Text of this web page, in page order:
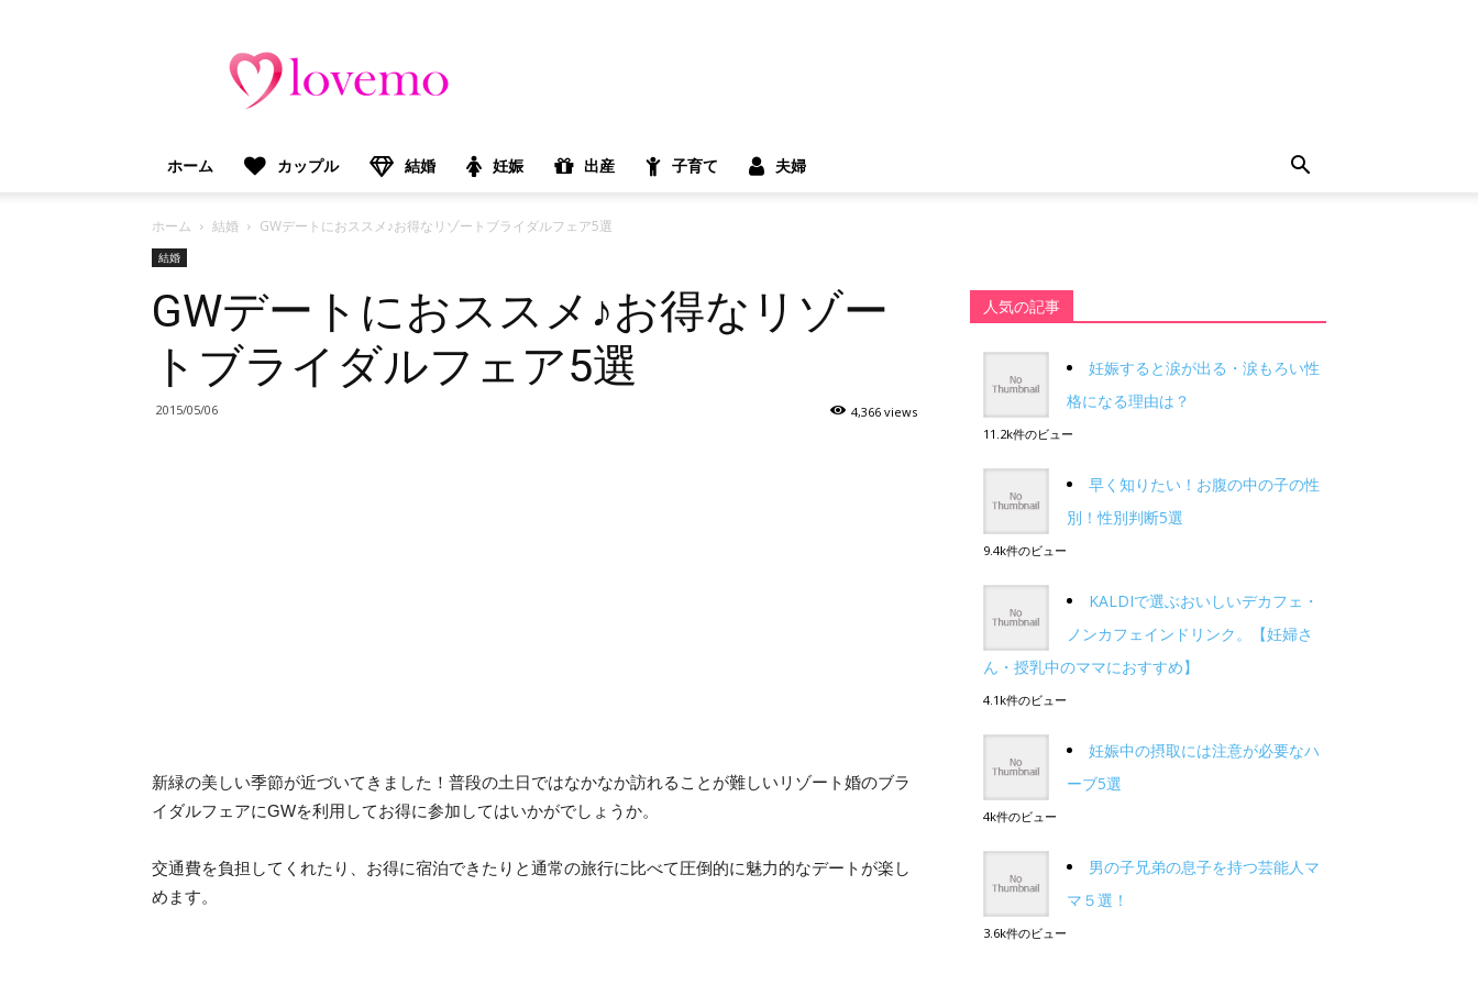
モ）：
プ
マ
け
情
メ
デ
ィ
ホーム カップル 結婚 妊娠 出産 子育て 夫婦
ホーム 結婚 GWデートにおススメ♪お得なリゾートブライダルフェア5選
結婚
GWデートにおススメ♪お得なリゾー
トブライダルフェア5選
2015/05/06 4,366 views
新緑の美しい季節が近づいてきました！普段の土日ではなかなか訪れることが難しいリゾート婚のブラ
イダルフェアにGWを利用してお得に参加してはいかがでしょうか。
交通費を負担してくれたり、お得に宿泊できたりと通常の旅行に比べて圧倒的に魅力的なデートが楽し
めます。
人気の記事
妊娠すると涙が出る・涙もろい性
格になる理由は？
11.2k件のビュー
早く知りたい！お腹の中の子の性
別！性別判断5選
9.4k件のビュー
KALDIで選ぶおいしいデカフェ・
ノンカフェインドリンク。【妊婦さ
ん・授乳中のママにおすすめ】
4.1k件のビュー
妊娠中の摂取には注意が必要なハ
ーブ5選
4k件のビュー
男の子兄弟の息子を持つ芸能人マ
マ５選！
3.6k件のビュー